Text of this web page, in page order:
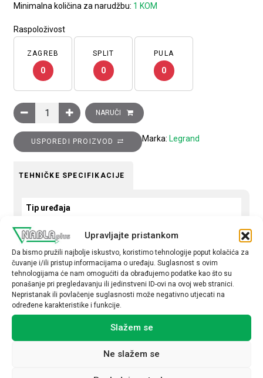
Upravljajte pristankom
Da bismo pružili najbolje iskustvo, koristimo tehnologije poput kolačića za
čuvanje i/ili pristup informacijama o uređaju. Suglasnost s ovim
tehnologijama će nam omogućiti da obrađujemo podatke kao što su
ponašanje pri pregledavanju ili jedinstveni ID-ovi na ovoj web stranici.
Nepristanak ili povlačenje suglasnosti može negativno utjecati na
određene karakteristike i funkcije.
Slažem se
Ne slažem se
Minimalna količina za narudžbu: 1 KOM
Raspoloživost
ZAGREB
0
SPLIT
0
PULA
0
Ukrasni okvir Clasia, 4 modula, terra količina
NARUČI
USPOREDI PROIZVOD Marka: Legrand
TEHNIČKE SPECIFIKACIJE
Tip uređaja
Okvir
četverostruki
Povezani proizvodi